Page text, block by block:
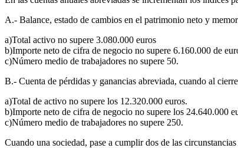
A.- Balance, estado de cambios en el patrimonio neto y
a)Total activo no supere 3.080.000 euros
b)Importe neto de cifra de negocio no supere 6.160.000 de
c)Número medio de trabajadores no supere 50.
B.- Cuenta de pérdidas y ganancias abreviada, cuando al
a)Total de activo no supere los 12.320.000 euros.
b)Importe neto de cifra de negocio no supere los 24.640.000
c)Número medio de trabajadores no supere 250.
Cuando una sociedad, pase a cumplir dos de las